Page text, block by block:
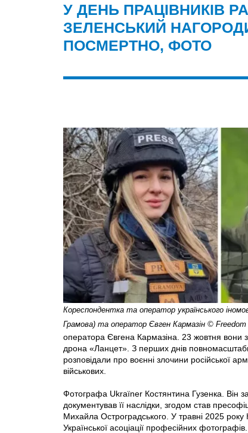
У ДЕНЬ ПРАЦІВНИКІВ
ЗЕЛЕНСЬКИЙ
ПОСМЕРТНО, ФОТО
Кореспондентка та оператор українського
Грамова) та оператор Євген Кармазін © Freedom
оператора Євгена Кармазіна. 23 жовтня вони
дрона «Ланцет». З перших днів
розповідали про воєнні злочини російської
військових.
Фотографа Ukraїner Костянтина Гузенка. Він
документував її наслідки, згодом став
Михайла Остроградського. У травні 2025 року
Української асоціації професійних